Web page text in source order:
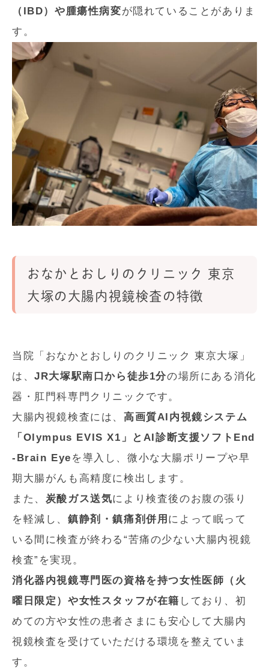
（IBD）や腫瘍性病変が隠れていることがありま
す。
おなかとおしりのクリニック 東京
大塚の大腸内視鏡検査の特徴
当院「おなかとおしりのクリニック 東京大塚」
は、JR大塚駅南口から徒歩1分の場所にある消化
器・肛門科専門クリニックです。
大腸内視鏡検査には、 高画質AI内視鏡システム
「Olympus EVIS X1」とAI診断支援ソフトEnd
-Brain Eye を導入し、微小な大腸ポリープや早
期大腸がんも高精度に検出します。
また、 炭酸ガス送気により検査後のお腹の張り
を軽減し、 鎮静剤・鎮痛剤併用 によって眠って
いる間に検査が終わる“苦痛の少ない大腸内視鏡
検査”を実現。
消化器内視鏡専門医の資格を持つ女性医師（火
曜日限定）や女性スタッフが在籍 しており、初
めての方や女性の患者さまにも安心して大腸内
視鏡検査を受けていただける環境を整えていま
す。